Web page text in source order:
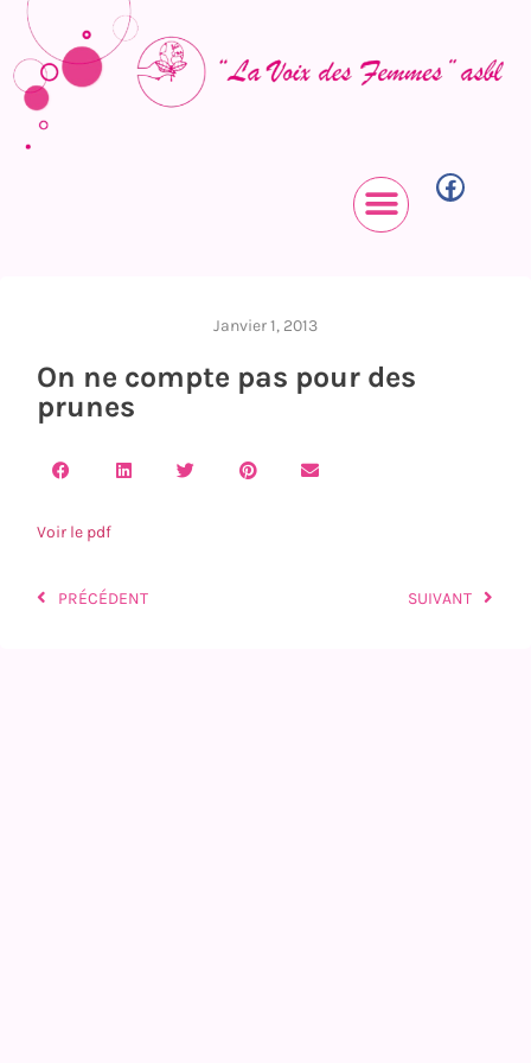
Janvier 1, 2013
On ne compte pas pour des
prunes
Voir le pdf
PRÉCÉDENT SUIVANT